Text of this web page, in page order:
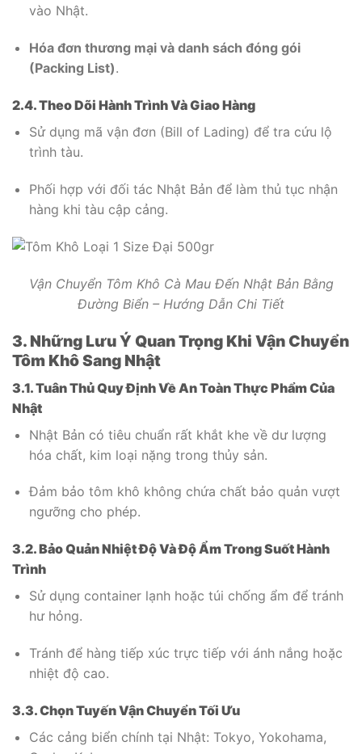
vào Nhật.
Hóa đơn thương mại và danh sách đóng gói
(Packing List).
2.4. Theo Dõi Hành Trình Và Giao Hàng
Sử dụng mã vận đơn (Bill of Lading) để tra cứu lộ
trình tàu.
Phối hợp với đối tác Nhật Bản để làm thủ tục nhận
hàng khi tàu cập cảng.
Vận Chuyển Tôm Khô Cà Mau Đến Nhật Bản Bằng
Đường Biển – Hướng Dẫn Chi Tiết
3. Những Lưu Ý Quan Trọng Khi Vận Chuyển
Tôm Khô Sang Nhật
3.1. Tuân Thủ Quy Định Về An Toàn Thực Phẩm Của
Nhật
Nhật Bản có tiêu chuẩn rất khắt khe về dư lượng
hóa chất, kim loại nặng trong thủy sản.
Đảm bảo tôm khô không chứa chất bảo quản vượt
ngưỡng cho phép.
3.2. Bảo Quản Nhiệt Độ Và Độ Ẩm Trong Suốt Hành
Trình
Sử dụng container lạnh hoặc túi chống ẩm để tránh
hư hỏng.
Tránh để hàng tiếp xúc trực tiếp với ánh nắng hoặc
nhiệt độ cao.
3.3. Chọn Tuyến Vận Chuyển Tối Ưu
Các cảng biển chính tại Nhật: Tokyo, Yokohama,